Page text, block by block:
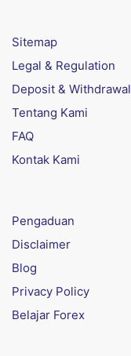
Sitemap
Legal & Regulation
Deposit & Withdrawal
Tentang Kami
FAQ
Kontak Kami
Pengaduan
Disclaimer
Blog
Privacy Policy
Belajar Forex